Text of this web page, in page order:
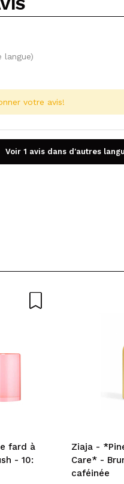
langue)
votre avis!
Voir 1 avis dans d'autres
fard à
- 10:
Ziaja -
Care* -
caféinée